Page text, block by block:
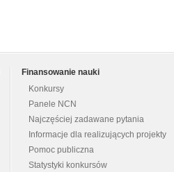
Finansowanie nauki
Konkursy
Panele NCN
Najczęściej zadawane pytania
Informacje dla realizujących projekty
Pomoc publiczna
Statystyki konkursów